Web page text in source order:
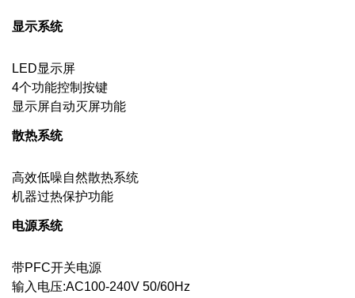
显示系统
LED显示屏
4个功能控制按键
显示屏自动灭屏功能
散热系统
高效低噪自然散热系统
机器过热保护功能
电源系统
带PFC开关电源
输入电压:AC100-240V 50/60Hz